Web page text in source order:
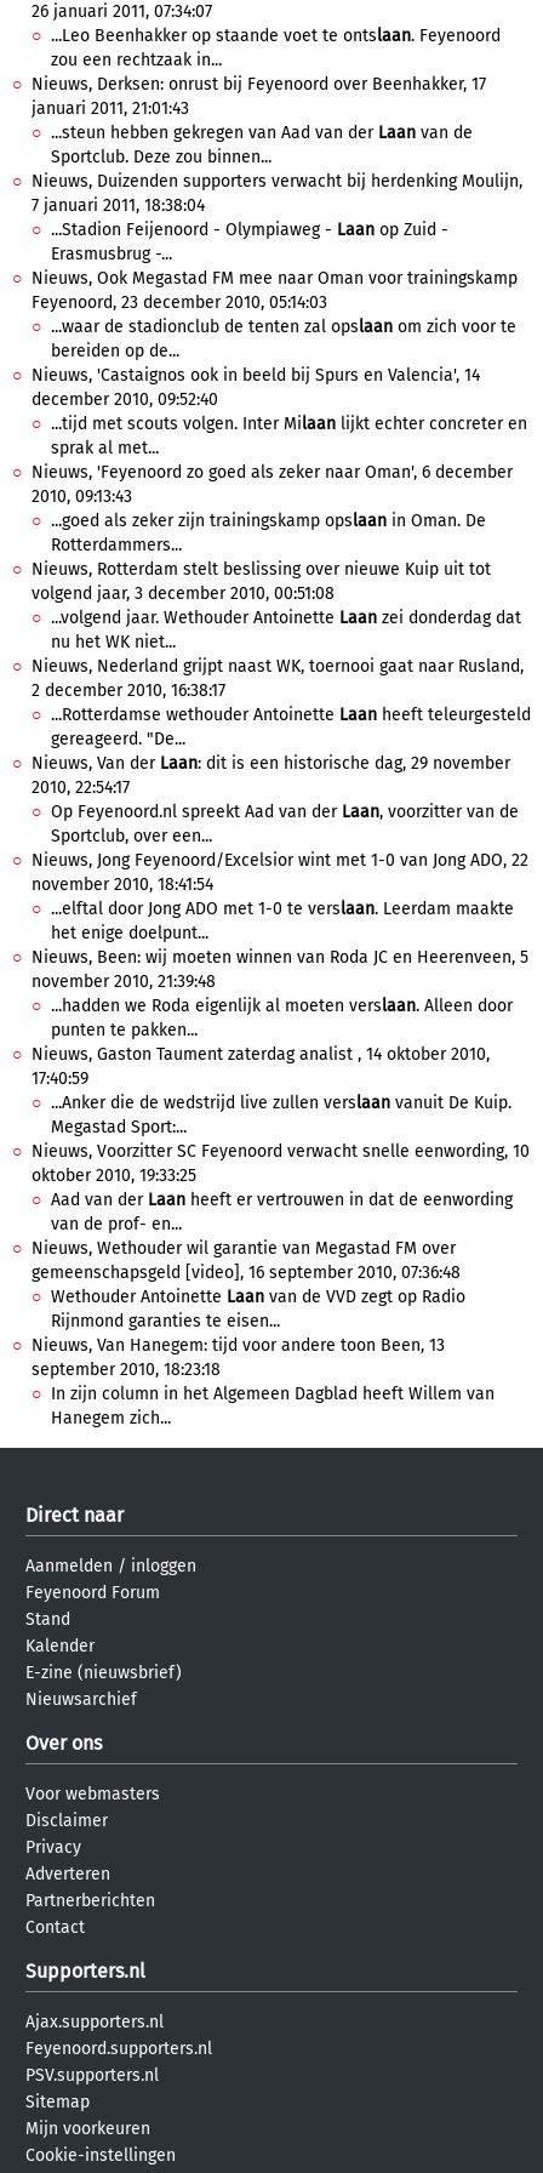
26 januari 2011, 07:34:07
...Leo Beenhakker op staande voet te ontslaan. Feyenoord
zou een rechtzaak in...
Nieuws, Derksen: onrust bij Feyenoord over Beenhakker, 17
januari 2011, 21:01:43
...steun hebben gekregen van Aad van der Laan van de
Sportclub. Deze zou binnen...
Nieuws, Duizenden supporters verwacht bij herdenking Moulijn,
7 januari 2011, 18:38:04
...Stadion Feijenoord - Olympiaweg - Laan op Zuid -
Erasmusbrug -...
Nieuws, Ook Megastad FM mee naar Oman voor trainingskamp
Feyenoord, 23 december 2010, 05:14:03
...waar de stadionclub de tenten zal opslaan om zich voor te
bereiden op de...
Nieuws, 'Castaignos ook in beeld bij Spurs en Valencia', 14
december 2010, 09:52:40
...tijd met scouts volgen. Inter Milaan lijkt echter concreter en
sprak al met...
Nieuws, 'Feyenoord zo goed als zeker naar Oman', 6 december
2010, 09:13:43
...goed als zeker zijn trainingskamp opslaan in Oman. De
Rotterdammers...
Nieuws, Rotterdam stelt beslissing over nieuwe Kuip uit tot
volgend jaar, 3 december 2010, 00:51:08
...volgend jaar. Wethouder Antoinette Laan zei donderdag dat
nu het WK niet...
Nieuws, Nederland grijpt naast WK, toernooi gaat naar Rusland,
2 december 2010, 16:38:17
...Rotterdamse wethouder Antoinette Laan heeft teleurgesteld
gereageerd. "De...
Nieuws, Van der Laan: dit is een historische dag, 29 november
2010, 22:54:17
Op Feyenoord.nl spreekt Aad van der Laan, voorzitter van de
Sportclub, over een...
Nieuws, Jong Feyenoord/Excelsior wint met 1-0 van Jong ADO, 22
november 2010, 18:41:54
...elftal door Jong ADO met 1-0 te verslaan. Leerdam maakte
het enige doelpunt...
Nieuws, Been: wij moeten winnen van Roda JC en Heerenveen, 5
november 2010, 21:39:48
...hadden we Roda eigenlijk al moeten verslaan. Alleen door
punten te pakken...
Nieuws, Gaston Taument zaterdag analist , 14 oktober 2010,
17:40:59
...Anker die de wedstrijd live zullen verslaan vanuit De Kuip.
Megastad Sport:...
Nieuws, Voorzitter SC Feyenoord verwacht snelle eenwording, 10
oktober 2010, 19:33:25
Aad van der Laan heeft er vertrouwen in dat de eenwording
van de prof- en...
Nieuws, Wethouder wil garantie van Megastad FM over
gemeenschapsgeld [video], 16 september 2010, 07:36:48
Wethouder Antoinette Laan van de VVD zegt op Radio
Rijnmond garanties te eisen...
Nieuws, Van Hanegem: tijd voor andere toon Been, 13
september 2010, 18:23:18
In zijn column in het Algemeen Dagblad heeft Willem van
Hanegem zich...
Direct naar
Aanmelden / inloggen
Feyenoord Forum
Stand
Kalender
E-zine (nieuwsbrief)
Nieuwsarchief
Over ons
Voor webmasters
Disclaimer
Privacy
Adverteren
Partnerberichten
Contact
Supporters.nl
Ajax.supporters.nl
Feyenoord.supporters.nl
PSV.supporters.nl
Sitemap
Mijn voorkeuren
Cookie-instellingen